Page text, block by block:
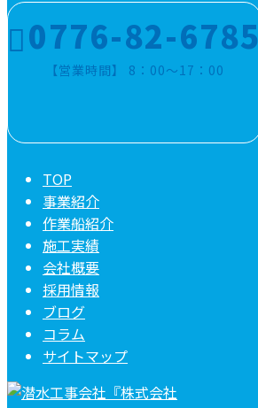
0776-82-6785
【営業時間】 8：00～17：00
TOP
事業紹介
作業船紹介
施工実績
会社概要
採用情報
ブログ
コラム
サイトマップ